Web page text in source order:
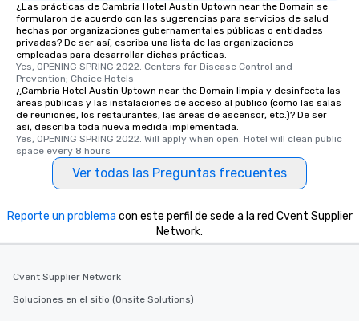
¿Las prácticas de Cambria Hotel Austin Uptown near the Domain se
formularon de acuerdo con las sugerencias para servicios de salud
hechas por organizaciones gubernamentales públicas o entidades
privadas? De ser así, escriba una lista de las organizaciones
empleadas para desarrollar dichas prácticas.
Yes, OPENING SPRING 2022. Centers for Disease Control and
Prevention; Choice Hotels
¿Cambria Hotel Austin Uptown near the Domain limpia y desinfecta las
áreas públicas y las instalaciones de acceso al público (como las salas
de reuniones, los restaurantes, las áreas de ascensor, etc.)? De ser
así, describa toda nueva medida implementada.
Yes, OPENING SPRING 2022. Will apply when open. Hotel will clean public
space every 8 hours
Ver todas las Preguntas frecuentes
Reporte un problema con este perfil de sede a la red Cvent Supplier
Network.
Cvent Supplier Network
Soluciones en el sitio (Onsite Solutions)